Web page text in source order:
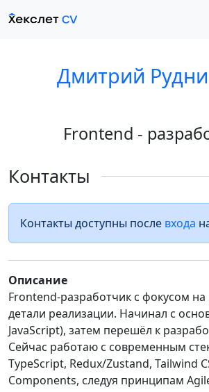
Дмитрий
Frontend -
Контакты
Контакты доступны после входа
Описание
Frontend-разработчик с фокусом на
детали реализации. Начинал с
JavaScript), затем перешёл к
Сейчас работаю с современным
TypeScript, Redux/Zustand, Tailwind
Components, следуя принципам